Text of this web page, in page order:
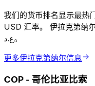
我们的货币排名显示最热
USD 汇率。 伊拉克第纳
ع.د。
更多伊拉克第纳尔信息
COP - 哥伦比亚比索